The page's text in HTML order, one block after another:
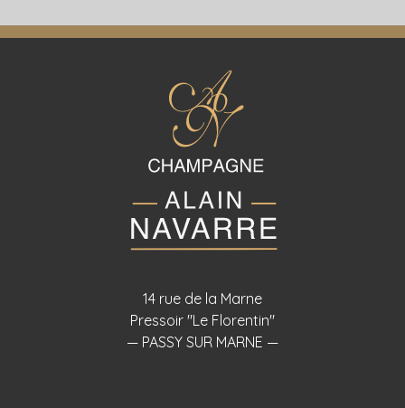
14 rue de la Marne
Pressoir "Le Florentin"
— PASSY SUR MARNE —